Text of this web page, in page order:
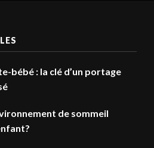
bébé : la clé d’un portage
de sommeil